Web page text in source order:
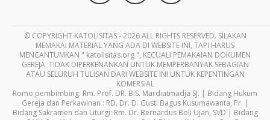
© COPYRIGHT KATOLISITAS - 2026 ALL RIGHTS RESERVED. SILAKAN
MEMAKAI MATERIAL YANG ADA DI WEBSITE INI, TAPI HARUS
MENCANTUMKAN " katolisitas.org ", KECUALI PEMAKAIAN DOKUMEN
GEREJA. TIDAK DIPERKENANKAN UNTUK MEMPERBANYAK SEBAGIAN
ATAU SELURUH TULISAN DARI WEBSITE INI UNTUK KEPENTINGAN
KOMERSIAL
Romo pembimbing: Rm. Prof. DR. B.S. Mardiatmadja SJ. | Bidang Hukum
Gereja dan Perkawinan : RD. Dr. D. Gusti Bagus Kusumawanta, Pr. |
Bidang Sakramen dan Liturgi: Rm. Dr. Bernardus Boli Ujan, SVD | Bidang